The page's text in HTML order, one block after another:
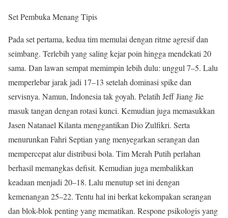
Set Pembuka Menang Tipis
Pada set pertama, kedua tim memulai dengan ritme agresif dan
seimbang. Terlebih yang saling kejar poin hingga mendekati 20
sama. Dan lawan sempat memimpin lebih dulu: unggul 7–5. Lalu
memperlebar jarak jadi 17–13 setelah dominasi spike dan
servisnya. Namun, Indonesia tak goyah. Pelatih Jeff Jiang Jie
masuk tangan dengan rotasi kunci. Kemudian juga memasukkan
Jasen Natanael Kilanta menggantikan Dio Zulfikri. Serta
menurunkan Fahri Septian yang menyegarkan serangan dan
mempercepat alur distribusi bola. Tim Merah Putih perlahan
berhasil memangkas defisit. Kemudian juga membalikkan
keadaan menjadi 20–18. Lalu menutup set ini dengan
kemenangan 25–22. Tentu hal ini berkat kekompakan serangan
dan blok-blok penting yang mematikan. Respone psikologis yang